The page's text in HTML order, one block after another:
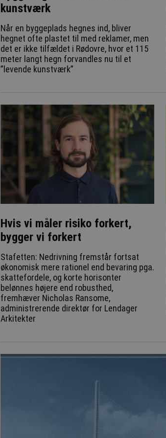
kunstværk
Når en byggeplads hegnes ind, bliver
hegnet ofte plastet til med reklamer, men
det er ikke tilfældet i Rødovre, hvor et 115
meter langt hegn forvandles nu til et
”levende kunstværk”
Hvis vi måler risiko forkert,
bygger vi forkert
Stafetten: Nedrivning fremstår fortsat
økonomisk mere rationel end bevaring pga.
skattefordele, og korte horisonter
belønnes højere end robusthed,
fremhæver Nicholas Ransome,
administrerende direktør for Lendager
Arkitekter